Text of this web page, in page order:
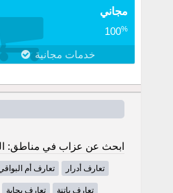
مجاني
100%
خدمات مجانية
ابحث عن عزاب في مناطق:
تعارف أدرار تعارف أم
تعارف باتنة تعارف بجاية